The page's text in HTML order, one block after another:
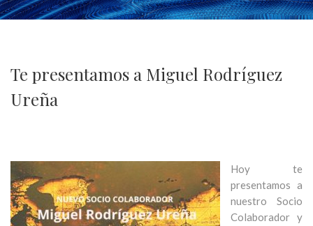
Te presentamos a Miguel Rodríguez
Ureña
Hoy te
presentamos a
nuestro Socio
Colaborador y